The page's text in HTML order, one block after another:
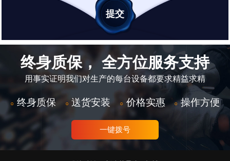
终身质保， 全方位服务支持
用事实证明我们对生产的每台设备都要求精益求精
○ 终身质保 ○ 送货安装 ○ 价格实惠 ○ 操作方便
一键拨号